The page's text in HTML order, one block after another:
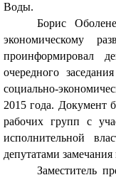
Воды.
Борис
экономическому
проинформировал
очередного
социально-
2015 года. Документ
рабочих групп с
исполнительной
депутатами
Заместитель